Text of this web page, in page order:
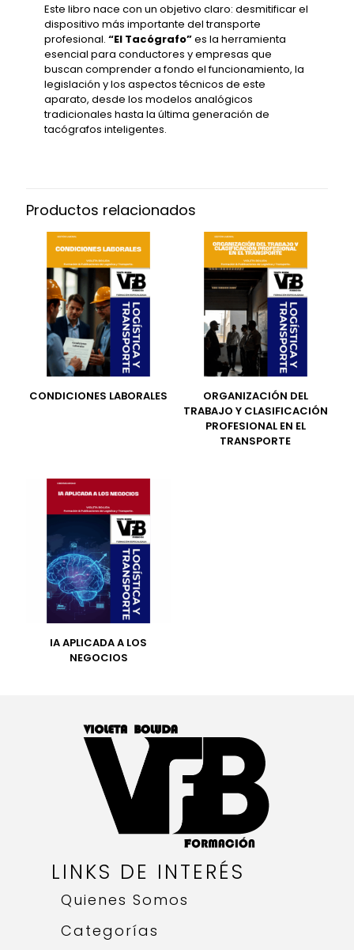
Este libro nace con un objetivo claro: desmitificar el
dispositivo más importante del transporte
profesional.“El Tacógrafo”es la herramienta
esencial para conductores y empresas que
buscan comprender a fondo el funcionamiento, la
legislación y los aspectos técnicos de este
aparato, desde los modelos analógicos
tradicionales hasta la última generación de
tacógrafos inteligentes.
Productos relacionados
CONDICIONES LABORALES
ORGANIZACIÓN DEL
TRABAJO Y CLASIFICACIÓN
PROFESIONAL EN EL
TRANSPORTE
IA APLICADA A LOS
NEGOCIOS
LINKS DE INTERÉS
Quienes Somos
Categorías